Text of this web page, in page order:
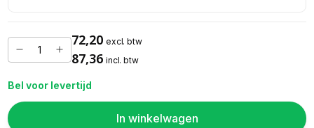
72,20 excl. btw
87,36 incl. btw
Bel voor levertijd
In winkelwagen